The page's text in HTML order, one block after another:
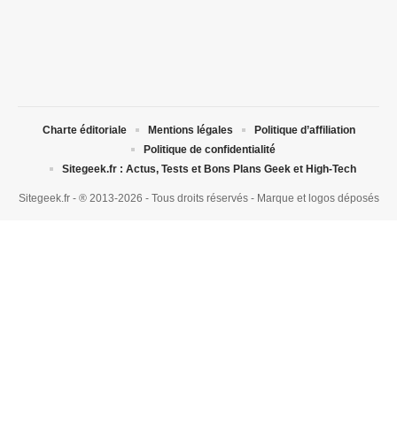
Sitegeek.fr - ® 2013-2026 - Tous droits réservés - Marque et logos déposés
Charte éditoriale Mentions légales
Politique d’affiliation
Politique de confidentialité
Sitegeek.fr : Actus, Tests et Bons Plans Geek et High-Tech